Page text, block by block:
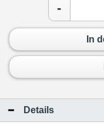
-
In
Details